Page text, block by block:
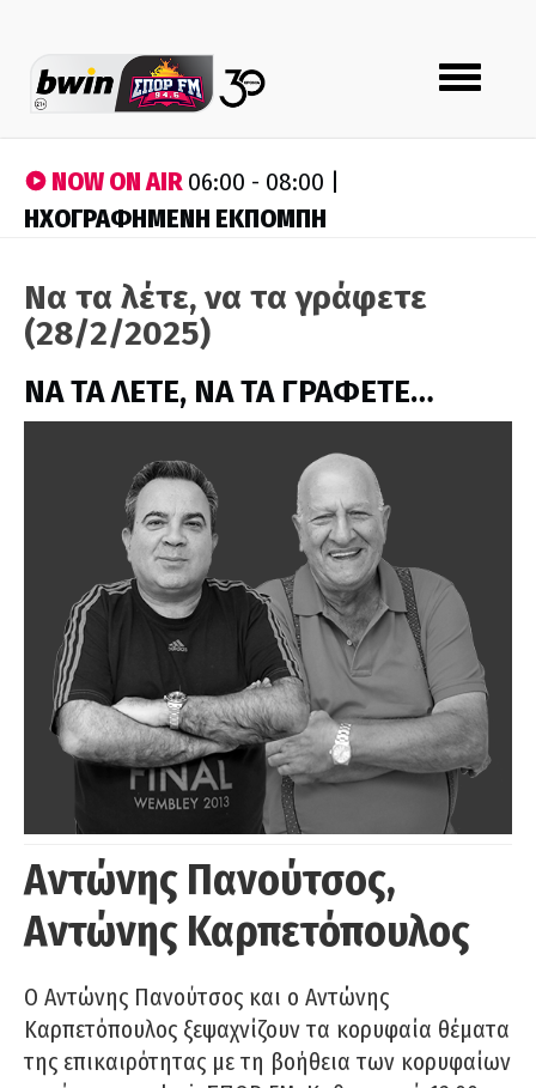
Toggle
navigation
NOW ON AIR06:00 - 08:00 |
ΗΧΟΓΡΑΦΗΜΕΝΗ ΕΚΠΟΜΠΗ
Να τα λέτε, να τα γράφετε
(28/2/2025)
ΝΑ ΤΑ ΛΕΤΕ, ΝΑ ΤΑ ΓΡΑΦΕΤΕ…
Αντώνης Πανούτσος,
Αντώνης Καρπετόπουλος
Ο Αντώνης Πανούτσος και ο Αντώνης
Καρπετόπουλος ξεψαχνίζουν τα κορυφαία θέματα
της επικαιρότητας με τη βοήθεια των κορυφαίων